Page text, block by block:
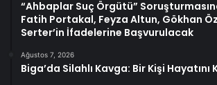
“Ahbaplar Suç Örgütü”
Fatih Portakal, Feyza Altun, Gökhan
Serter’in İfadelerine Başvurulacak
Ağustos 7, 2026
Biga’da Silahlı Kavga: Bir Kişi